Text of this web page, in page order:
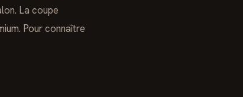
La coupe
Pour connaître